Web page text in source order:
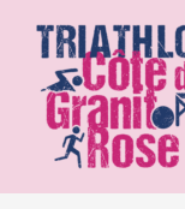
contenu